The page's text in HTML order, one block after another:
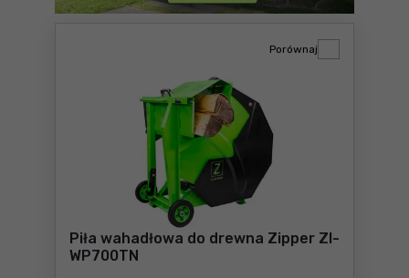
Piła wahadłowa do drewna Zipper ZI-
WP700TN
Porównaj